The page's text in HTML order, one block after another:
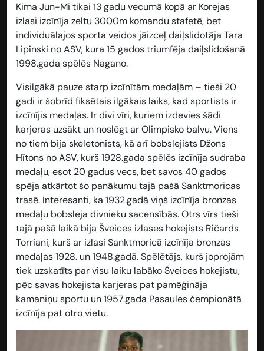
Kima Jun-Mi tikai 13 gadu vecumā kopā ar Korejas
izlasi izcīnīja zeltu 3000m komandu stafetē, bet
individuālajos sporta veidos jāizceļ daiļslidotāja Tara
Lipinski no ASV, kura 15 gados triumfēja daiļslidošanā
1998.gada spēlēs Nagano.
Visilgākā pauze starp izcīnītām medaļām – tieši 20
gadi ir šobrīd fiksētais ilgākais laiks, kad sportists ir
izcīnījis medaļas. Ir divi vīri, kuriem izdevies šādi
karjeras uzsākt un noslēgt ar Olimpisko balvu. Viens
no tiem bija skeletonists, kā arī bobslejists Džons
Hītons no ASV, kurš 1928.gada spēlēs izcīnīja sudraba
medaļu, esot 20 gadus vecs, bet savos 40 gados
spēja atkārtot šo panākumu tajā pašā Sanktmoricas
trasē. Interesanti, ka 1932.gadā viņš izcīnīja bronzas
medaļu bobsleja divnieku sacensībās. Otrs vīrs tieši
tajā pašā laikā bija Šveices izlases hokejists Ričards
Torriani, kurš ar izlasi Sanktmoricā izcīnīja bronzas
medaļas 1928. un 1948.gadā. Spēlētājs, kurš joprojām
tiek uzskatīts par visu laiku labāko Šveices hokejistu,
pēc savas hokejista karjeras pat pamēģināja
kamaniņu sportu un 1957.gada Pasaules čempionātā
izcīnīja pat otro vietu.